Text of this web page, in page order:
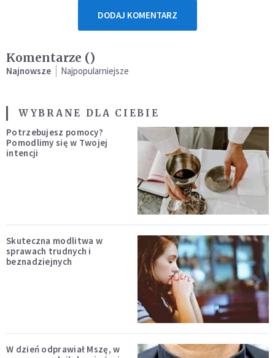
DODAJ KOMENTARZ
Komentarze ()
Najnowsze Najpopularniejsze
WYBRANE DLA CIEBIE
Potrzebujesz pomocy?
Pomodlimy się w Twojej
intencji
Skuteczna modlitwa w
sprawach trudnych i
beznadziejnych
W dzień odprawiał Mszę, w